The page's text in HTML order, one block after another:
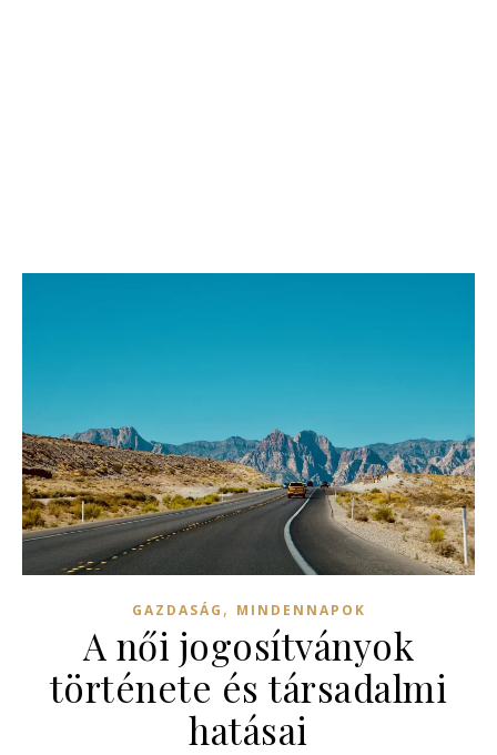
GAZDASÁG , MINDENNAPOK
A női jogosítványok
története és társadalmi
hatásai